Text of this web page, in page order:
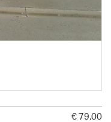
€ 79,00